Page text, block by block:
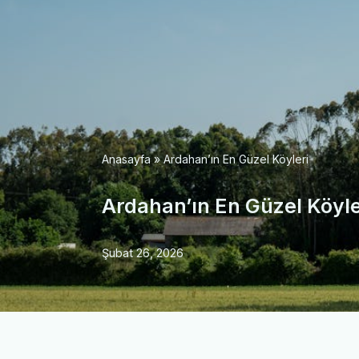
Anasayfa»Ardahan’ın En Güzel Köyleri
Ardahan’ın En Güzel
Şubat 26, 2026